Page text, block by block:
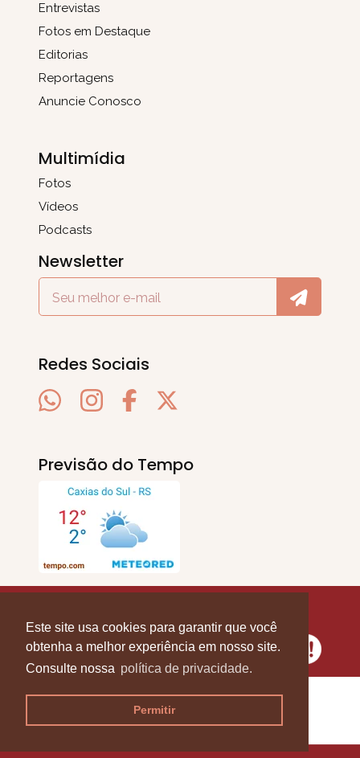
Este site usa cookies para garantir que você
obtenha a melhor experiência em nosso site.
Consulte nossa política de privacidade.
Permitir
Entrevistas
Fotos em Destaque
Editorias
Reportagens
Anuncie Conosco
Multimídia
Fotos
Vídeos
Podcasts
Newsletter
Redes Sociais
Previsão do Tempo
Direitos Reservados.